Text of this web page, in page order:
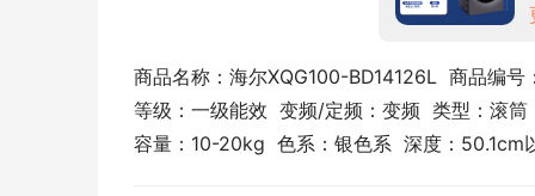
商品名称：海尔XQG100-BD14126L  商品编
等级：一级能效  变频/定频：变频  类型：滚
容量：10-20kg  色系：银色系  深度：50.1cm